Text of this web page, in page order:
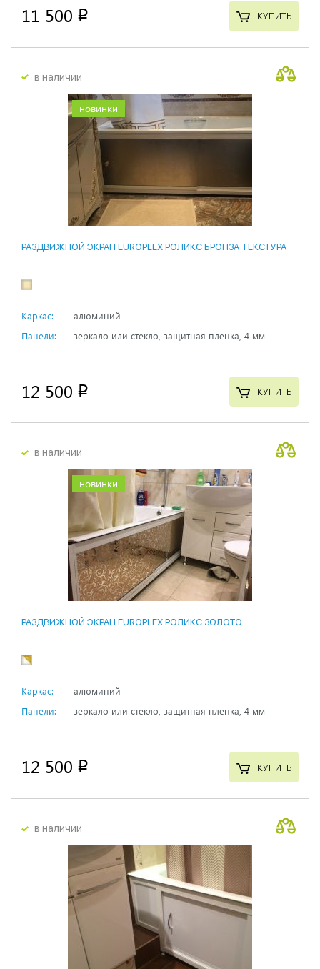
11 500 p КУПИТЬ
в наличии
новинки
РАЗДВИЖНОЙ ЭКРАН EUROPLEX РОЛИКС БРОНЗА ТЕКСТУРА
Каркас:
алюминий
Панели:
зеркало или стекло, защитная пленка, 4 мм
12 500 p КУПИТЬ
в наличии
новинки
РАЗДВИЖНОЙ ЭКРАН EUROPLEX РОЛИКС ЗОЛОТО
Каркас:
алюминий
Панели:
зеркало или стекло, защитная пленка, 4 мм
12 500 p КУПИТЬ
в наличии